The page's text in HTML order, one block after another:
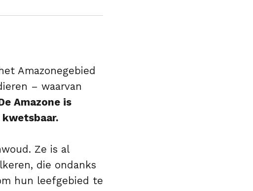
Amazonegebied
– waarvan
Amazone is
Ze is al
die ondanks
hun leefgebied te